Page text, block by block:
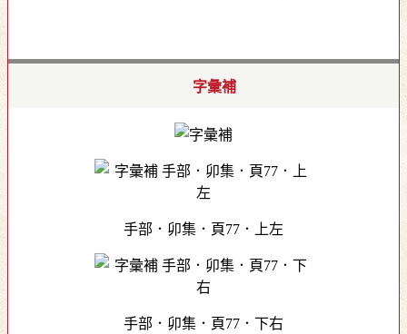
字彙補
手部．卯集．頁77．上左
手部．卯集．頁77．下右